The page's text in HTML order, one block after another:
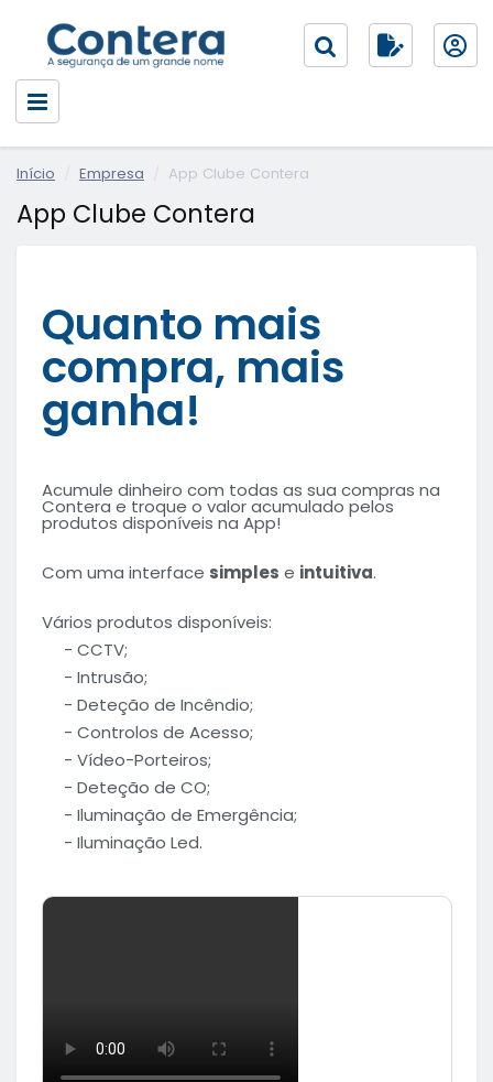
Início Empresa App Clube Contera
App Clube Contera
Quanto mais
compra, mais
ganha!
Acumule dinheiro com todas as sua compras na
Contera e troque o valor acumulado pelos
produtos disponíveis na App!
Com uma interface simples e intuitiva.
Vários produtos disponíveis:
- CCTV;
- Intrusão;
- Deteção de Incêndio;
- Controlos de Acesso;
- Vídeo-Porteiros;
- Deteção de CO;
- Iluminação de Emergência;
- Iluminação Led.